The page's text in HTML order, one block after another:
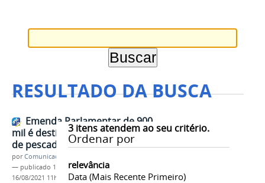
RESULTADO DA BUSCA
3itens atendem ao seu critério.
Ordenar por
relevância
Data (mais Recente Primeiro)
Emenda Parlamentar de 900
mil é destinada a beneficiamento
de pescado e camarão
porComunicação CPR
— publicado 16/08/2021—última modificação
16/08/2021 11h24